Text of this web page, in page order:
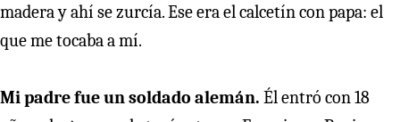
madera y ahí se zurcía. Ese era el calcetín con papa: el
que me tocaba a mí.
Mi padre fue un soldado alemán. Él entró con 18